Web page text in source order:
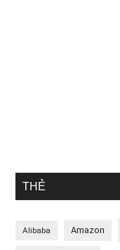
THẺ
Alibaba Amazon